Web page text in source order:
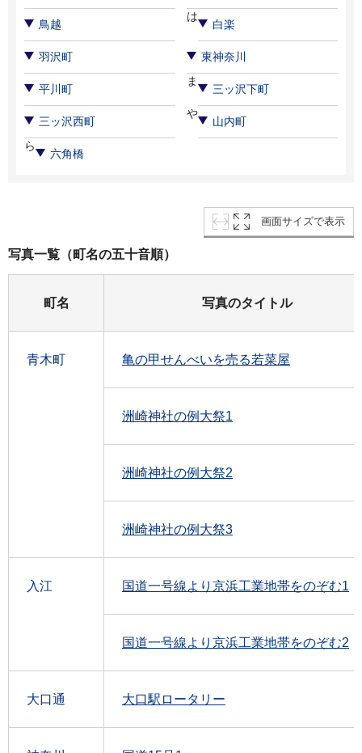
鳥越
は
白楽
羽沢町 東神奈川
平川町
ま
三ッ沢下町
三ッ沢西町
や
山内町
ら
六角橋
画面サイズで表示
写真一覧（町名の五十音順）
町名 写真のタイトル
青木町 亀の甲せんべいを売る若菜屋
洲崎神社の例大祭1
洲崎神社の例大祭2
洲崎神社の例大祭3
入江 国道一号線より京浜工業地帯をのぞむ1
国道一号線より京浜工業地帯をのぞむ2
大口通 大口駅ロータリー